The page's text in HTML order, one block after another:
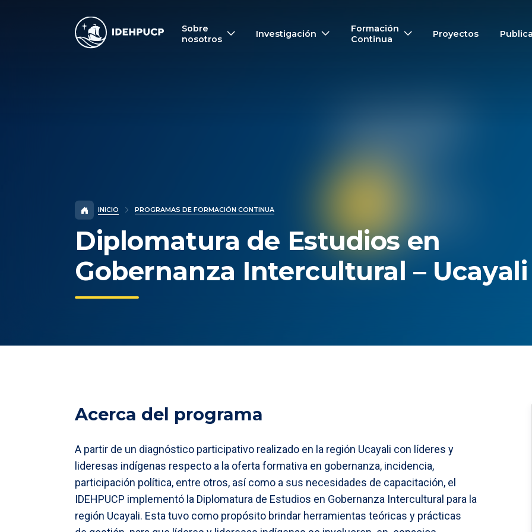
IDEHPUCP
Sobre
nosotros
Investigación
Formación
Continua
Proyectos
INICIO PROGRAMAS DE FORMACIÓN CONTINUA
Diplomatura de Estudios en
Gobernanza Intercultural – Ucayali
Acerca del programa
A partir de un diagnóstico participativo realizado en la región Ucayali con líderes y
lideresas indígenas respecto a la oferta formativa en gobernanza, incidencia,
participación política, entre otros, así como a sus necesidades de capacitación, el
IDEHPUCP implementó la Diplomatura de Estudios en Gobernanza Intercultural para la
región Ucayali. Esta tuvo como propósito brindar herramientas teóricas y prácticas